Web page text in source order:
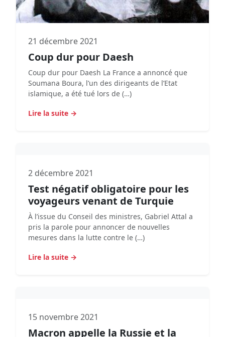
21 décembre 2021
Coup dur pour Daesh
Coup dur pour Daesh La France a annoncé que
Soumana Boura, l’un des dirigeants de l’Etat
islamique, a été tué lors de (…)
Lire la suite →
2 décembre 2021
Test négatif obligatoire pour les
voyageurs venant de Turquie
À l’issue du Conseil des ministres, Gabriel Attal a
pris la parole pour annoncer de nouvelles
mesures dans la lutte contre le (…)
Lire la suite →
15 novembre 2021
Macron appelle la Russie et la